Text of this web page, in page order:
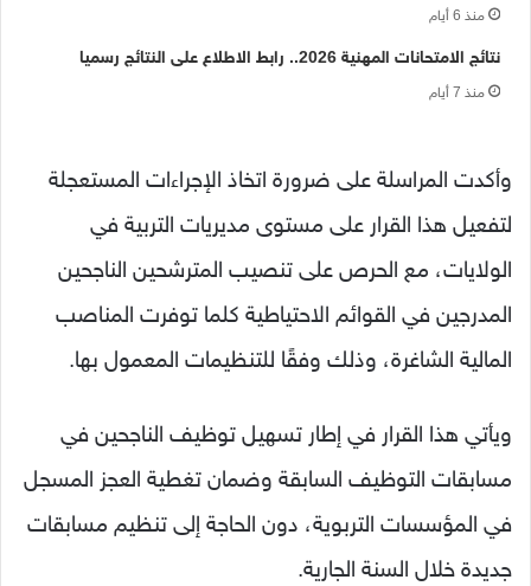
منذ 6 أيام
نتائج الامتحانات المهنية 2026.. رابط الاطلاع على النتائج رسميا
منذ 7 أيام
وأكدت المراسلة على ضرورة اتخاذ الإجراءات المستعجلة
لتفعيل هذا القرار على مستوى مديريات التربية في
الولايات، مع الحرص على تنصيب المترشحين الناجحين
المدرجين في القوائم الاحتياطية كلما توفرت المناصب
المالية الشاغرة، وذلك وفقًا للتنظيمات المعمول بها.
ويأتي هذا القرار في إطار تسهيل توظيف الناجحين في
مسابقات التوظيف السابقة وضمان تغطية العجز المسجل
في المؤسسات التربوية، دون الحاجة إلى تنظيم مسابقات
جديدة خلال السنة الجارية.